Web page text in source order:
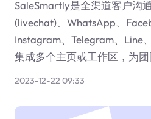
SaleSmartly是全渠道客户沟
(livechat)、WhatsApp、
Instagram、Telegram、Line
集成多个主页或工作区，为团
2023-12-22 09:33